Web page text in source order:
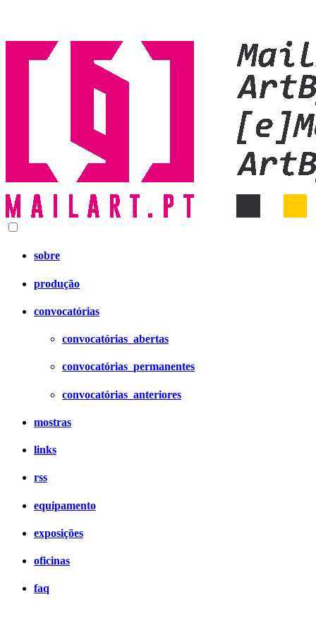
sobre
produção
convocatórias
convocatórias_abertas
convocatórias_permanentes
convocatórias_anteriores
mostras
links
rss
equipamento
exposições
oficinas
faq